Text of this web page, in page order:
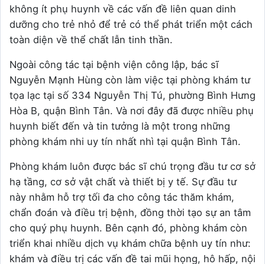
không ít phụ huynh về các vấn đề liên quan dinh
dưỡng cho trẻ nhỏ để trẻ có thể phát triển một cách
toàn diện về thể chất lẫn tinh thần.
Ngoài công tác tại bệnh viện công lập, bác sĩ
Nguyễn Mạnh Hùng còn làm việc tại phòng khám tư
tọa lạc tại số 334 Nguyễn Thị Tú, phường Bình Hưng
Hòa B, quận Bình Tân. Và nơi đây đã được nhiều phụ
huynh biết đến và tin tưởng là một trong những
phòng khám nhi uy tín nhất nhì tại quận Bình Tân.
Phòng khám luôn được bác sĩ chú trọng đầu tư cơ sở
hạ tầng, cơ sở vật chất và thiết bị y tế. Sự đầu tư
này nhằm hỗ trợ tối đa cho công tác thăm khám,
chẩn đoán và điều trị bệnh, đồng thời tạo sự an tâm
cho quý phụ huynh. Bên cạnh đó, phòng khám còn
triển khai nhiều dịch vụ khám chữa bệnh uy tín như:
khám và điều trị các vấn đề tai mũi họng, hô hấp, nội